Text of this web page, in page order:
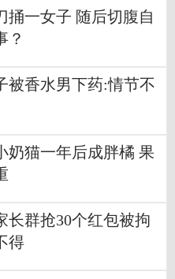
捅一女子 随后切腹自
？
被香水男下药:情节不
奶猫一年后成胖橘 果
长群抢30个红包被拘
得